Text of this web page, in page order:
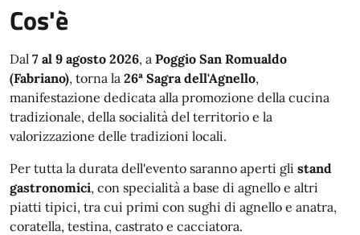
Cos'è
Dal 7 al 9 agosto 2026, a Poggio San Romualdo
(Fabriano), torna la 26ª Sagra dell'Agnello,
manifestazione dedicata alla promozione della cucina
tradizionale, della socialità del territorio e la
valorizzazione delle tradizioni locali.
Per tutta la durata dell'evento saranno aperti gli stand
gastronomici, con specialità a base di agnello e altri
piatti tipici, tra cui primi con sughi di agnello e anatra,
coratella, testina, castrato e cacciatora.